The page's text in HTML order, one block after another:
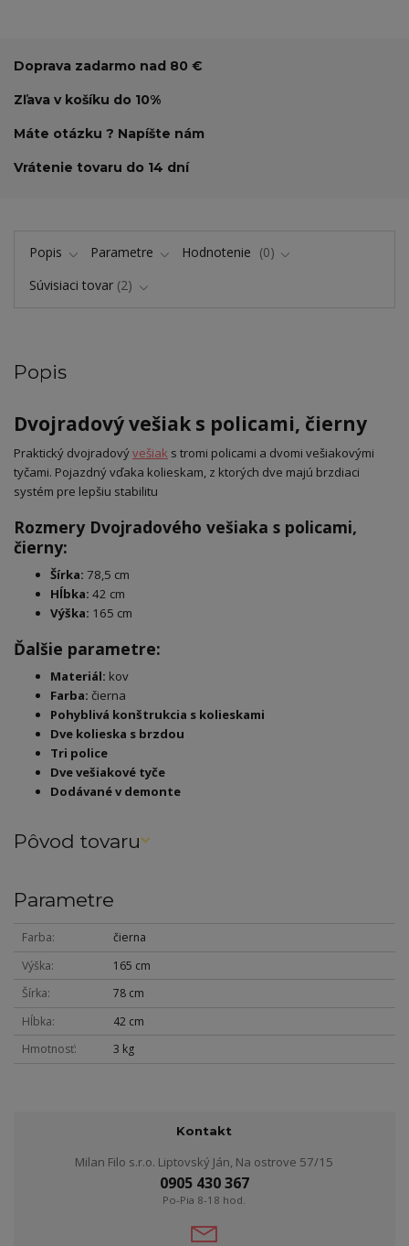
Doprava zadarmo nad 80 €
Zľava v košíku do 10%
Máte otázku ? Napíšte nám
Vrátenie tovaru do 14 dní
Popis Parametre Hodnotenie
0
Súvisiaci tovar 2
Popis
Dvojradový vešiak s policami, čierny
Praktický dvojradovývešiak s tromi policami a dvomi vešiakovými
tyčami. Pojazdný vďaka kolieskam, z ktorých dve majú brzdiaci
systém pre lepšiu stabilitu
Rozmery Dvojradového vešiaka s policami,
čierny:
Šírka: 78,5 cm
Hĺbka: 42 cm
Výška: 165 cm
Ďalšie parametre:
Materiál: kov
Farba: čierna
Pohyblivá konštrukcia s kolieskami
Dve kolieska s brzdou
Tri police
Dve vešiakové tyče
Dodávané v demonte
Pôvod tovaru
Parametre
Farba
čierna
Výška
165 cm
Šírka
78 cm
Hĺbka
42 cm
Hmotnosť
3 kg
Kontakt
Milan Filo s.r.o. Liptovský Ján, Na ostrove 57/15
0905 430 367
Po-Pia 8-18 hod.